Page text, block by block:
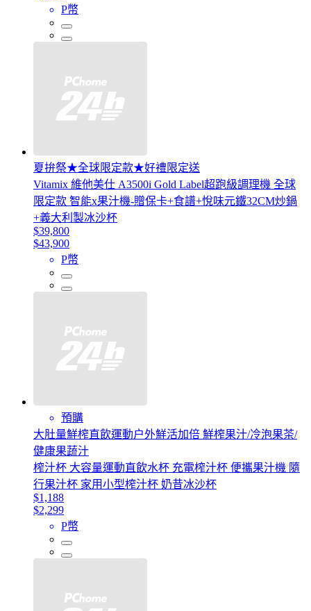
P幣
夏拚祭★全球限定款★好禮限定送
Vitamix 維他美仕 A3500i Gold Label超跑級調理機 全球
限定款 智能x果汁機-贈保卡+食譜+悅味元鐵32CM炒鍋
+義大利製冰沙杯
$39,800
$43,900
P幣
預購
大肚量鮮榨直飲運動户外鮮活加倍 鮮榨果汁/冷泡果茶/
健康果蔬汁
榨汁杯 大容量運動直飲水杯 充電榨汁杯 便攜果汁機 隨
行果汁杯 家用小型榨汁杯 奶昔冰沙杯
$1,188
$2,299
P幣